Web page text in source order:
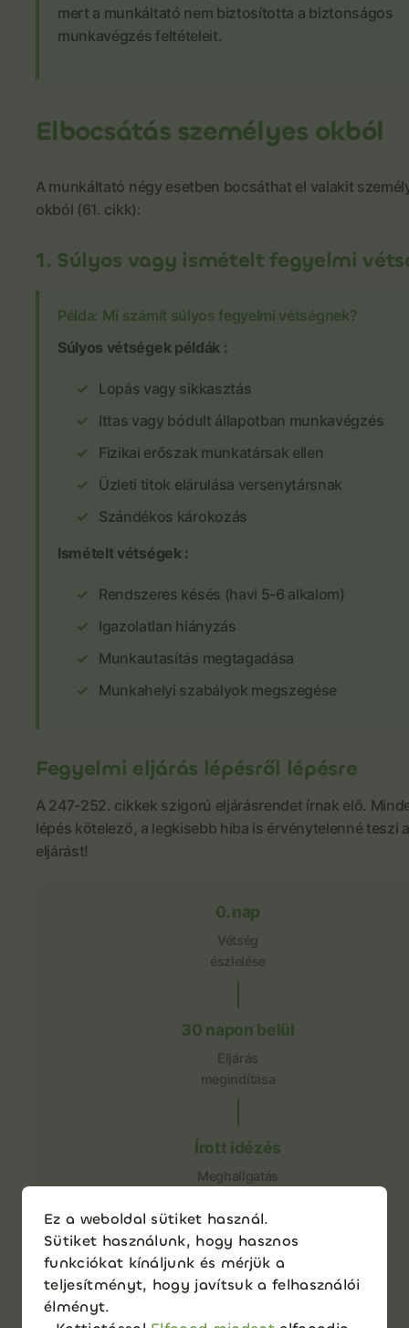
mert a munkáltató nem biztosította a biztonságos
munkavégzés feltételeit.
Elbocsátás személyes okból
A munkáltató négy esetben bocsáthat el valakit
okból (61. cikk):
1. Súlyos vagy ismételt fegyelmi
Példa: Mi számít súlyos fegyelmi vétségnek?
Súlyos vétségek példák :
Lopás vagy sikkasztás
Ittas vagy bódult állapotban munkavégzés
Fizikai erőszak munkatársak ellen
Üzleti titok elárulása versenytársnak
Szándékos károkozás
Ismételt vétségek :
Rendszeres késés (havi 5-6 alkalom)
Igazolatlan hiányzás
Munkautasítás megtagadása
Munkahelyi szabályok megszegése
Fegyelmi eljárás lépésről lépésre
A 247-252. cikkek szigorú eljárásrendet írnak elő.
lépés kötelező, a legkisebb hiba is érvénytelenné teszi
eljárást!
0. nap
Vétség
észlelése
30 napon belül
Eljárás
megindítása
Írott idézés
Meghallgatás
Meghallgatás
Védelem
Ez a weboldal sütiket használ.
Sütiket használunk, hogy hasznos
funkciókat kínáljunk és mérjük a
teljesítményt, hogy javítsuk a felhasználói
élményt.